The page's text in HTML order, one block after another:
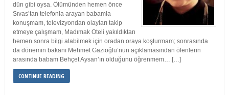
dün gibi oysa. Ölümünden hemen önce
Sıvas’tan telefonla arayan babamla
konuşmam, televizyondan olayları takip
etmeye çalışmam, Madımak Oteli yakıldıktan
hemen sonra bilgi alabilmek için oradan oraya koşturmam; sonrasında
da dönemin bakanı Mehmet Gazioğlu’nun açıklamasından ölenlerin
arasında babam Behçet Aysan’ın olduğunu öğrenmem… […]
CONTINUE READING